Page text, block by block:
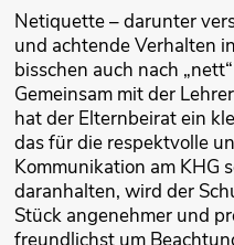
Netiquette – darunter
und achtende Verhalten
bisschen auch nach
Gemeinsam mit der
hat der Elternbeirat ein
das für die respektvolle
Kommunikation am KHG
daranhalten, wird der
Stück angenehmer und
freundlichst um